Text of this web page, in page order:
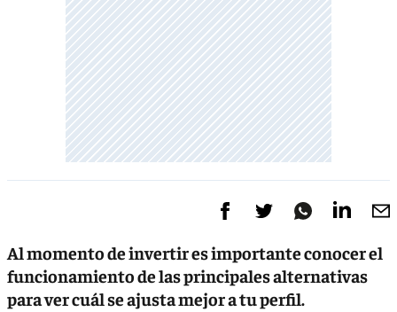
Al momento de invertir es importante conocer el
funcionamiento de las principales alternativas
para ver cuál se ajusta mejor a tu perfil.